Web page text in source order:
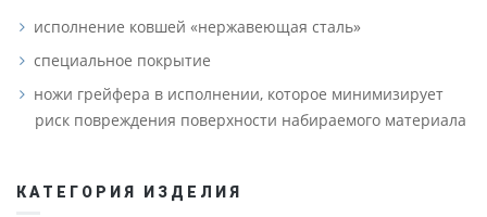
исполнение ковшей «нержавеющая сталь»
специальное покрытие
ножи грейфера в исполнении, которое минимизирует
риск повреждения поверхности набираемого материала
КАТЕГОРИЯ ИЗДЕЛИЯ